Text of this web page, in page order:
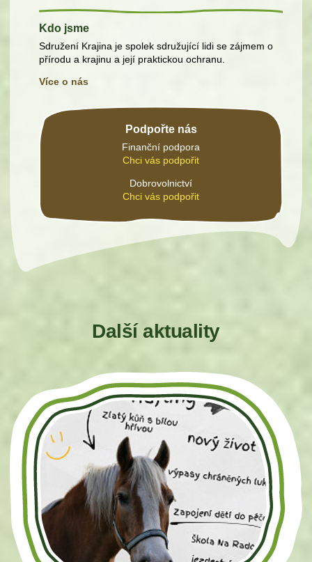
Kdo jsme
Sdružení Krajina je spolek sdružující lidi se zájmem o
přírodu a krajinu a její praktickou ochranu.
Více o nás
Podpořte nás
Finanční podpora
Chci vás podpořit
Dobrovolnictví
Chci vás podpořit
Další aktuality